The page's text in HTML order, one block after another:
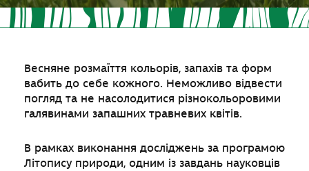
Весняне розмаїття кольорів, запахів та форм
вабить до себе кожного. Неможливо відвести
погляд та не насолодитися різнокольоровими
галявинами запашних травневих квітів.
В рамках виконання досліджень за програмою
Літопису природи, одним із завдань науковців